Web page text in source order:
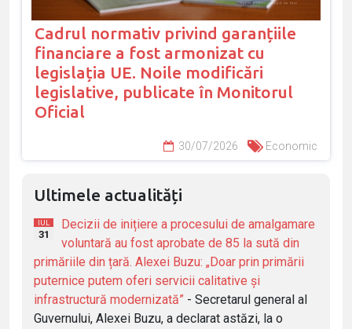
Cadrul normativ privind garanțiile
financiare a fost armonizat cu
legislația UE. Noile modificări
legislative, publicate în Monitorul
Oficial
30/07/2026 Economic
Ultimele actualități
IUL
31
Decizii de inițiere a procesului de amalgamare
voluntară au fost aprobate de 85 la sută din
primăriile din țară. Alexei Buzu: „Doar prin primării
puternice putem oferi servicii calitative și
infrastructură modernizată” - Secretarul general al
Guvernului, Alexei Buzu, a declarat astăzi, la o